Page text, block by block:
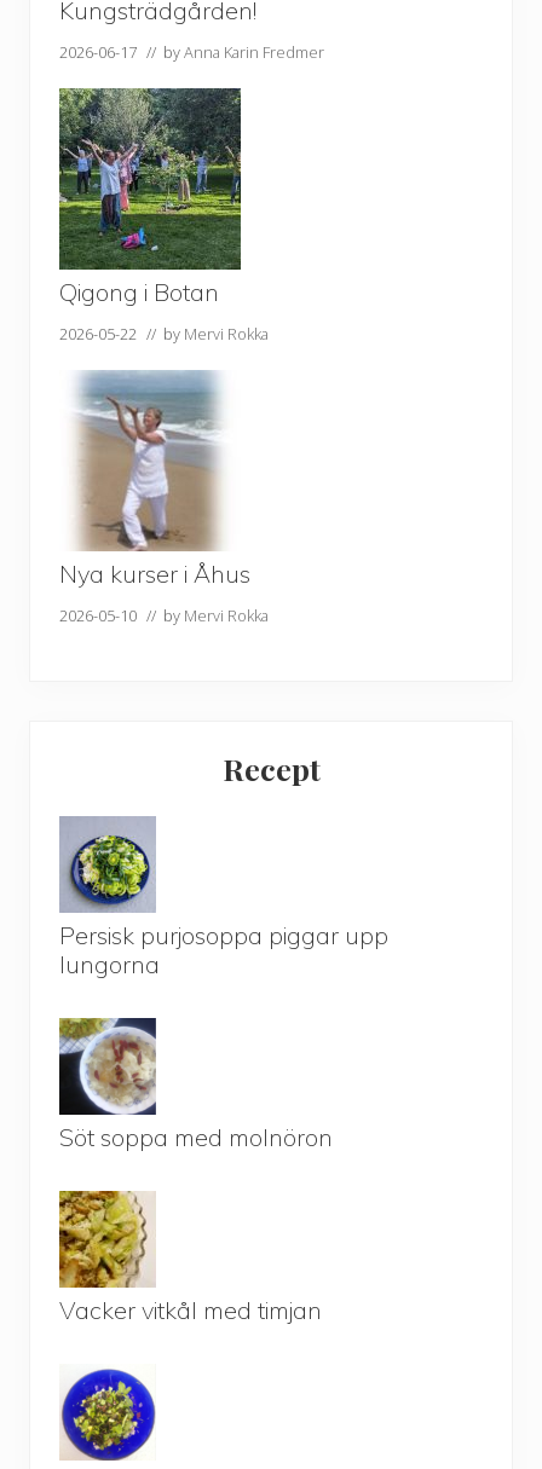
Kungsträdgården!
2026-06-17 // byAnna Karin Fredmer
Qigong i Botan
2026-05-22 // by Mervi Rokka
Nya kurser i Åhus
2026-05-10 // by Mervi Rokka
Recept
Persisk purjosoppa piggar upp
lungorna
Söt soppa med molnöron
Vacker vitkål med timjan